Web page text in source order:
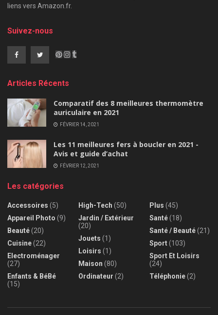
liens vers Amazon.fr.
Suivez-nous
Articles Récents
Comparatif des 8 meilleures thermomètre
auriculaire en 2021
FÉVRIER 14, 2021
Les 11 meilleures fers à boucler en 2021 -
Avis et guide d’achat
FÉVRIER 12, 2021
Les catégories
Accessoires (5)
Appareil Photo (9)
Beauté(20)
Cuisine(22)
Electroménager
(27)
Enfants & BéBé
(15)
High-Tech (50)
Jardin / Extérieur
(20)
Jouets (1)
Loisirs (1)
Maison (80)
Ordinateur (2)
Plus (45)
Santé(18)
Santé / Beauté(21)
Sport(103)
Sport Et Loisirs
(24)
Téléphonie(2)